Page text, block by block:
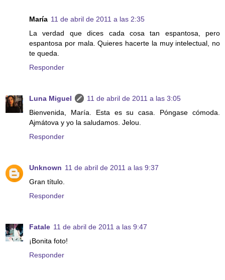
María 11 de abril de 2011 a las 2:35
La verdad que dices cada cosa tan espantosa, pero
espantosa por mala. Quieres hacerte la muy intelectual, no
te queda.
Responder
Luna Miguel
11 de abril de 2011 a las 3:05
Bienvenida, María. Esta es su casa. Póngase cómoda.
Ajmátova y yo la saludamos. Jelou.
Responder
Unknown 11 de abril de 2011 a las 9:37
Gran título.
Responder
Fatale 11 de abril de 2011 a las 9:47
¡Bonita foto!
Responder